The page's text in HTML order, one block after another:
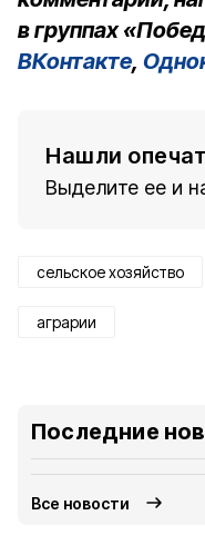
в группах
ВКонтакте,
Нашли
Выделите ее и
сельское хозяйство
аграрии
Последние
Все новости